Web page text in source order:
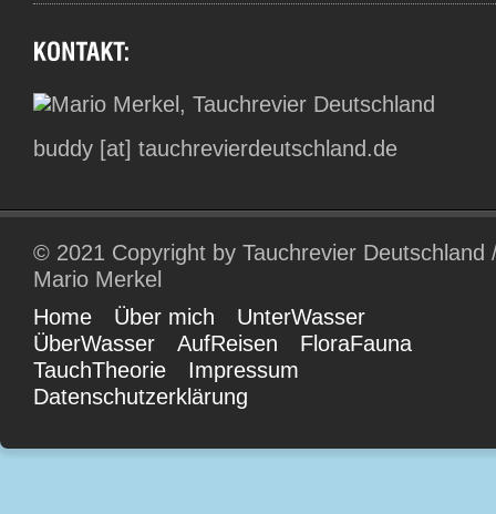
buddy [at] tauchrevierdeutschland.de
© 2021 Copyright by Tauchrevier Deutschland
Mario Merkel
Home
Über mich
UnterWasser
ÜberWasser
AufReisen
FloraFauna
TauchTheorie
Impressum
Datenschutzerklärung